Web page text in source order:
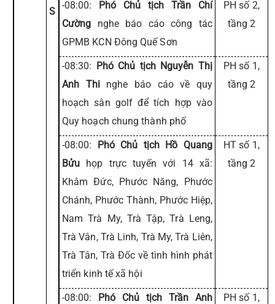
S
-08:00: Phó Chủ tịch Trần Chí
Cường nghe báo cáo công tác
GPMB KCN Đông Quế Sơn
PH số 2,
tầng 2
-08:30: Phó Chủ tịch Nguyễn Thị
Anh Thinghe báo cáo về quy
hoạch sân golf để tích hợp vào
Quy hoạch chung thành phố
PH số 1,
tầng 2
-08:00: Phó Chủ tịch Hồ Quang
Bửu họp trực tuyến với 14 xã:
Khâm Đức, Phước Năng, Phước
Chánh, Phước Thành, Phước Hiệp,
Nam Trà My, Trà Tập, Trà Leng,
Trà Vân, Trà Linh, Trà My, Trà Liên,
Trà Tân, Trà Đốc về tình hình phát
triển kinh tế xã hội
HT số 1,
tầng 2
-08:00: Phó Chủ tịch Trần Anh
PH số 1,